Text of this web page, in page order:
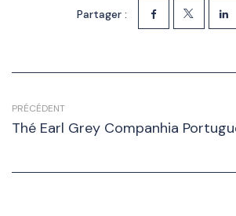
Partager :
PRÉCÉDENT
Thé Earl Grey Companhia